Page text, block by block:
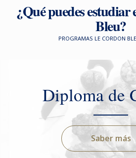
¿Qué puedes
Bleu?
PROGRAMAS LE CORDON
Diploma de
Saber más